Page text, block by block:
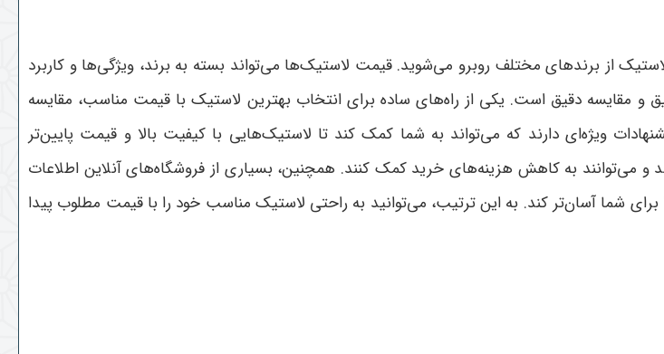
از برندهای مختلف روبرو می‌شوید. قیمت لاستیک‌ها می‌تواند بسته به برند، ویژگی‌ها و کاربرد
مقایسه دقیق است. یکی از راه‌های ساده برای انتخاب بهترین لاستیک با قیمت مناسب، مقایسه
ویژه‌ای دارند که می‌تواند به شما کمک کند تا لاستیک‌هایی با کیفیت بالا و قیمت پایین‌تر
و می‌توانند به کاهش هزینه‌های خرید کمک کنند. همچنین، بسیاری از فروشگاه‌های آنلاین اطلاعات
برای شما آسان‌تر کند. به این ترتیب، می‌توانید به راحتی لاستیک مناسب خود را با قیمت مطلوب پیدا